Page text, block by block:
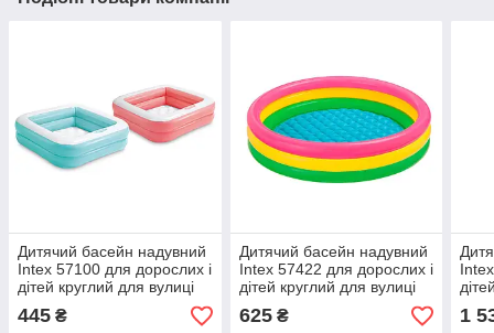
Дитячий басейн надувний
Intex 57100 для дорослих і
дітей круглий для вулиці
саду дачі та будинку 85 х
85 х 23 см
445 ₴
Дитячий басейн надувний
Intex 57422 для дорослих і
дітей круглий для вулиці
саду дачі та будинку 147 x
33 см
625₴
159
1